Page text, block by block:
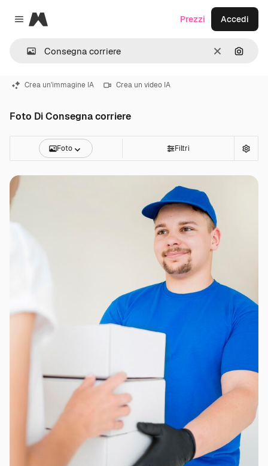
Close menu
Magnific
CancellaCerca
Prezzi Accedi
Crea un'immagine IA Crea un video IA
Foto Di Consegna corriere
Foto Filtri